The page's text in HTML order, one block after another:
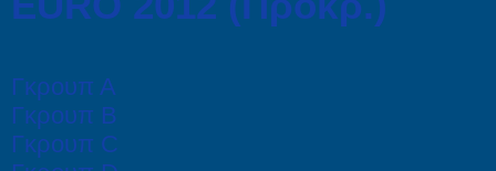
Γκρουπ Α
Γκρουπ Β
Γκρουπ C